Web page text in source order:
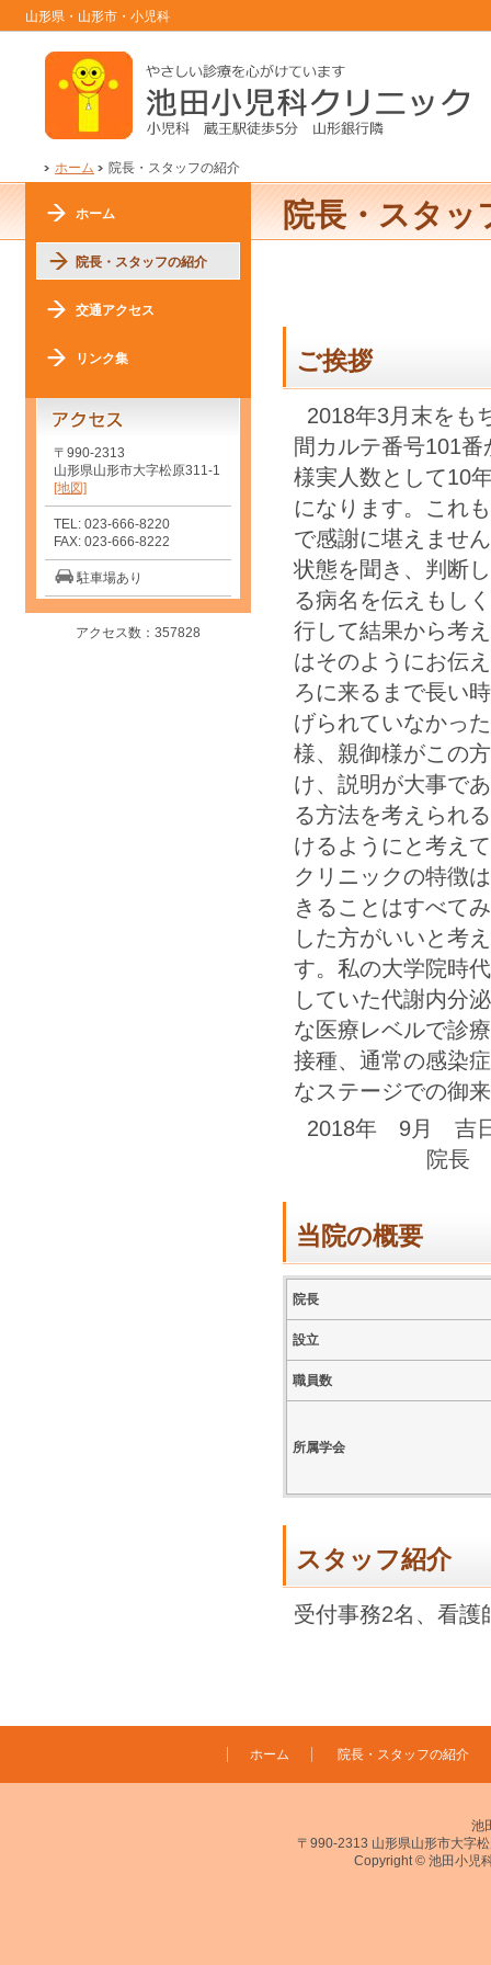
山形県・山形市・小児科
ホーム 院長・スタッフの紹介
院長・スタッ
ご挨拶
2018年3月末をも
間カルテ番号101
様実人数として10
になります。これ
で感謝に堪えませ
状態を聞き、判断
る病名を伝えもし
行して結果から考
はそのようにお伝
ろに来るまで長い
げられていなかっ
様、親御様がこの
け、説明が大事で
る方法を考えられ
けるようにと考え
クリニックの特徴
きることはすべて
した方がいいと考
す。私の大学院時
していた代謝内
な医療レベルで診
接種、通常の感染
なステージでの御
2018年 9月 吉
院長
当院の概要
院長
設立
職員数
所属学会
スタッフ紹介
受付事務2名、看護
ホーム
院長・スタッフの紹介
交通アクセス
リンク集
〒990-2313
山形県山形市大字松原311-1
[地図]
TEL: 023-666-8220
FAX: 023-666-8222
駐車場あり
アクセス数：357828
ホーム 院長・スタッフの紹介
池
〒990-2313 山形県山形市大字
Copyright © 池田小児